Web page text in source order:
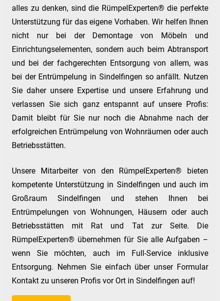
alles zu denken, sind die RümpelExperten® die perfekte
Unterstützung für das eigene Vorhaben. Wir helfen Ihnen
nicht nur bei der Demontage von Möbeln und
Einrichtungselementen, sondern auch beim Abtransport
und bei der fachgerechten Entsorgung von allem, was
bei der Entrümpelung in Sindelfingen so anfällt. Nutzen
Sie daher unsere Expertise und unsere Erfahrung und
verlassen Sie sich ganz entspannt auf unsere Profis:
Damit bleibt für Sie nur noch die Abnahme nach der
erfolgreichen Entrümpelung von Wohnräumen oder auch
Betriebsstätten.
Unsere Mitarbeiter von den RümpelExperten® bieten
kompetente Unterstützung in Sindelfingen und auch im
Großraum Sindelfingen und stehen Ihnen bei
Entrümpelungen von Wohnungen, Häusern oder auch
Betriebsstätten mit Rat und Tat zur Seite. Die
RümpelExperten® übernehmen für Sie alle Aufgaben –
wenn Sie möchten, auch im Full-Service inklusive
Entsorgung. Nehmen Sie einfach über unser Formular
Kontakt zu unseren Profis vor Ort in Sindelfingen auf!